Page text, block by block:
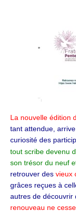
La nouvelle édition
tant attendue,
curiosité des
tout scribe devenu
son trésor du neuf
retrouver des vieux
grâces reçues à
autres de découvrir
renouveau ne